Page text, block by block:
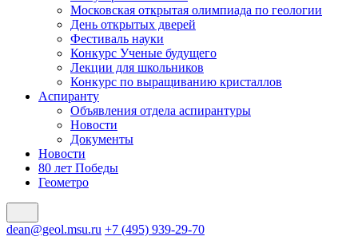
Московская открытая олимпиада по геологии
День открытых дверей
Фестиваль науки
Конкурс Ученые будущего
Лекции для школьников
Конкурс по выращиванию кристаллов
Аспиранту
Объявления отдела аспирантуры
Новости
Документы
Новости
80 лет Победы
Геометро
dean@geol.msu.ru +7 (495) 939-29-70